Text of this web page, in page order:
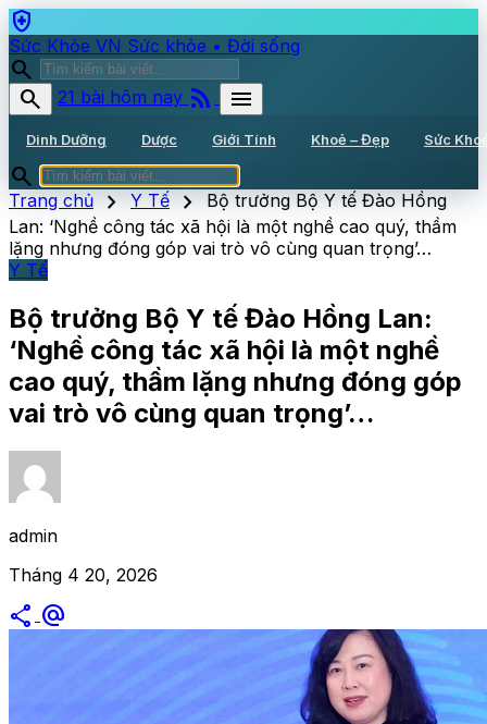
health_and_safety
Sức Khỏe VN Sức khỏe • Đời sống
search
search
21 bài hôm nay rss_feed menu
Dinh Dưỡng Dược Giới Tính Khoẻ – Đẹp Sức
search
Trang chủ chevron_right Y Tế chevron_right Bộ trưởng Bộ Y tế Đào Hồng
Lan: ‘Nghề công tác xã hội là một nghề cao quý, thầm
lặng nhưng đóng góp vai trò vô cùng quan trọng’…
Y Tế
Bộ trưởng Bộ Y tế Đào Hồng Lan:
‘Nghề công tác xã hội là một nghề
cao quý, thầm lặng nhưng đóng góp
vai trò vô cùng quan trọng’…
admin
Tháng 4 20, 2026
share alternate_email